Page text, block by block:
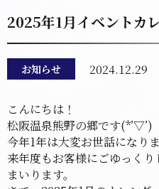
2025年1月イベントカ
お知らせ 2024.12.29
こんにちは！
松阪温泉熊野の郷です(*’▽’)
今年1年は大変お世話になりま
来年度もお客様にごゆっく
まいります。